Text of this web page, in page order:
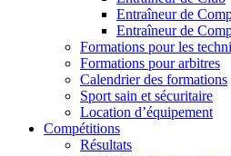
Entraîneur de
Entraîneur de
Formations pour les
Formations pour arbitres
Calendrier des formations
Sport sain et sécuritaire
Location d’équipement
Compétitions
Résultats